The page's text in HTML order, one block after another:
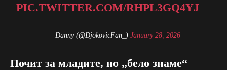
PIC.TWITTER.COM/RHPL3GQ4YJ
— Danny (@DjokovicFan_) January 28, 2026
Почит за младите, но „бело знаме“